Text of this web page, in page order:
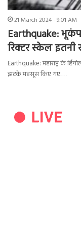
21 March 2024 - 9:01 AM
Earthquake:
रिक्टर स्केल इतनी
Earthquake: महाराष्ट्र के
झटके महसूस किए गए.…